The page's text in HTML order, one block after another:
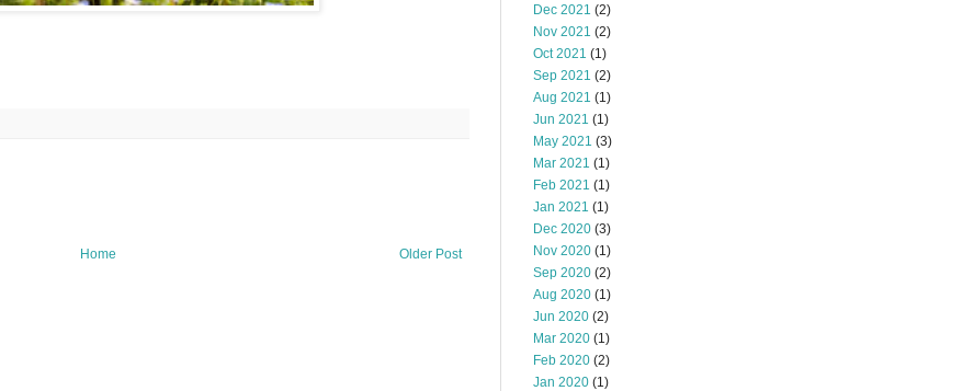
Older Post
Home
Dec 2021 (2)
Nov 2021 (2)
Oct 2021 (1)
Sep 2021 (2)
Aug 2021 (1)
Jun 2021 (1)
May 2021 (3)
Mar 2021 (1)
Feb 2021 (1)
Jan 2021 (1)
Dec 2020 (3)
Nov 2020 (1)
Sep 2020 (2)
Aug 2020 (1)
Jun 2020 (2)
Mar 2020 (1)
Feb 2020 (2)
Jan 2020 (1)